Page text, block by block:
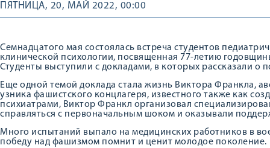
ПЯТНИЦА, 20, МАЙ 2022, 00:00
Семнадцатого мая состоялась встреча студентов
клинической психологии, посвященная 77-летию
Студенты выступили с докладами, в которых рассказали о
Еще одной темой доклада стала жизнь Виктора Франкла,
узника фашистского концлагеря, известного также как
психиатрами, Виктор Франкл организовал
справляться с первоначальным шоком и оказывали
Много испытаний выпало на медицинских работников в
победу над фашизмом помнит и ценит молодое поколение.